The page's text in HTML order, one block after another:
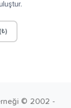
© 2002 -